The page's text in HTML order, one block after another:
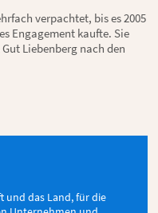
verpachtet, bis es 2005
Engagement kaufte. Sie
Liebenberg nach den
und das Land, für die